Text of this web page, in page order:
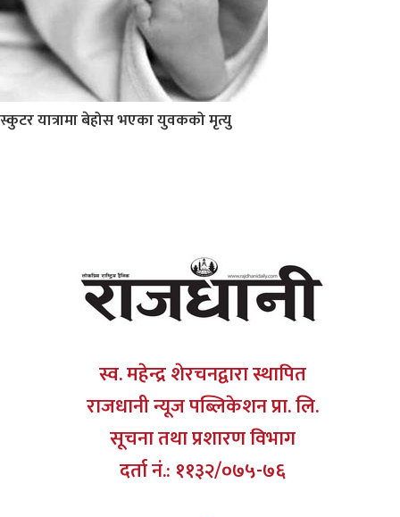
स्कुटर यात्रामा बेहोस भएका युवकको मृत्यु
स्व. महेन्द्र शेरचनद्वारा स्थापित
राजधानी न्यूज पब्लिकेशन प्रा. लि.
सूचना तथा प्रशारण विभाग
दर्ता नं.: ११३२/०७५-७६